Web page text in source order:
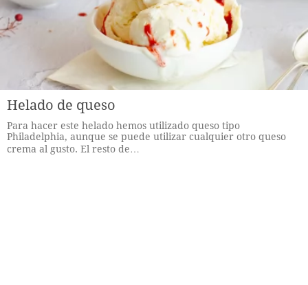
Helado de queso
Para hacer este helado hemos utilizado queso tipo
Philadelphia, aunque se puede utilizar cualquier otro queso
crema al gusto. El resto de…